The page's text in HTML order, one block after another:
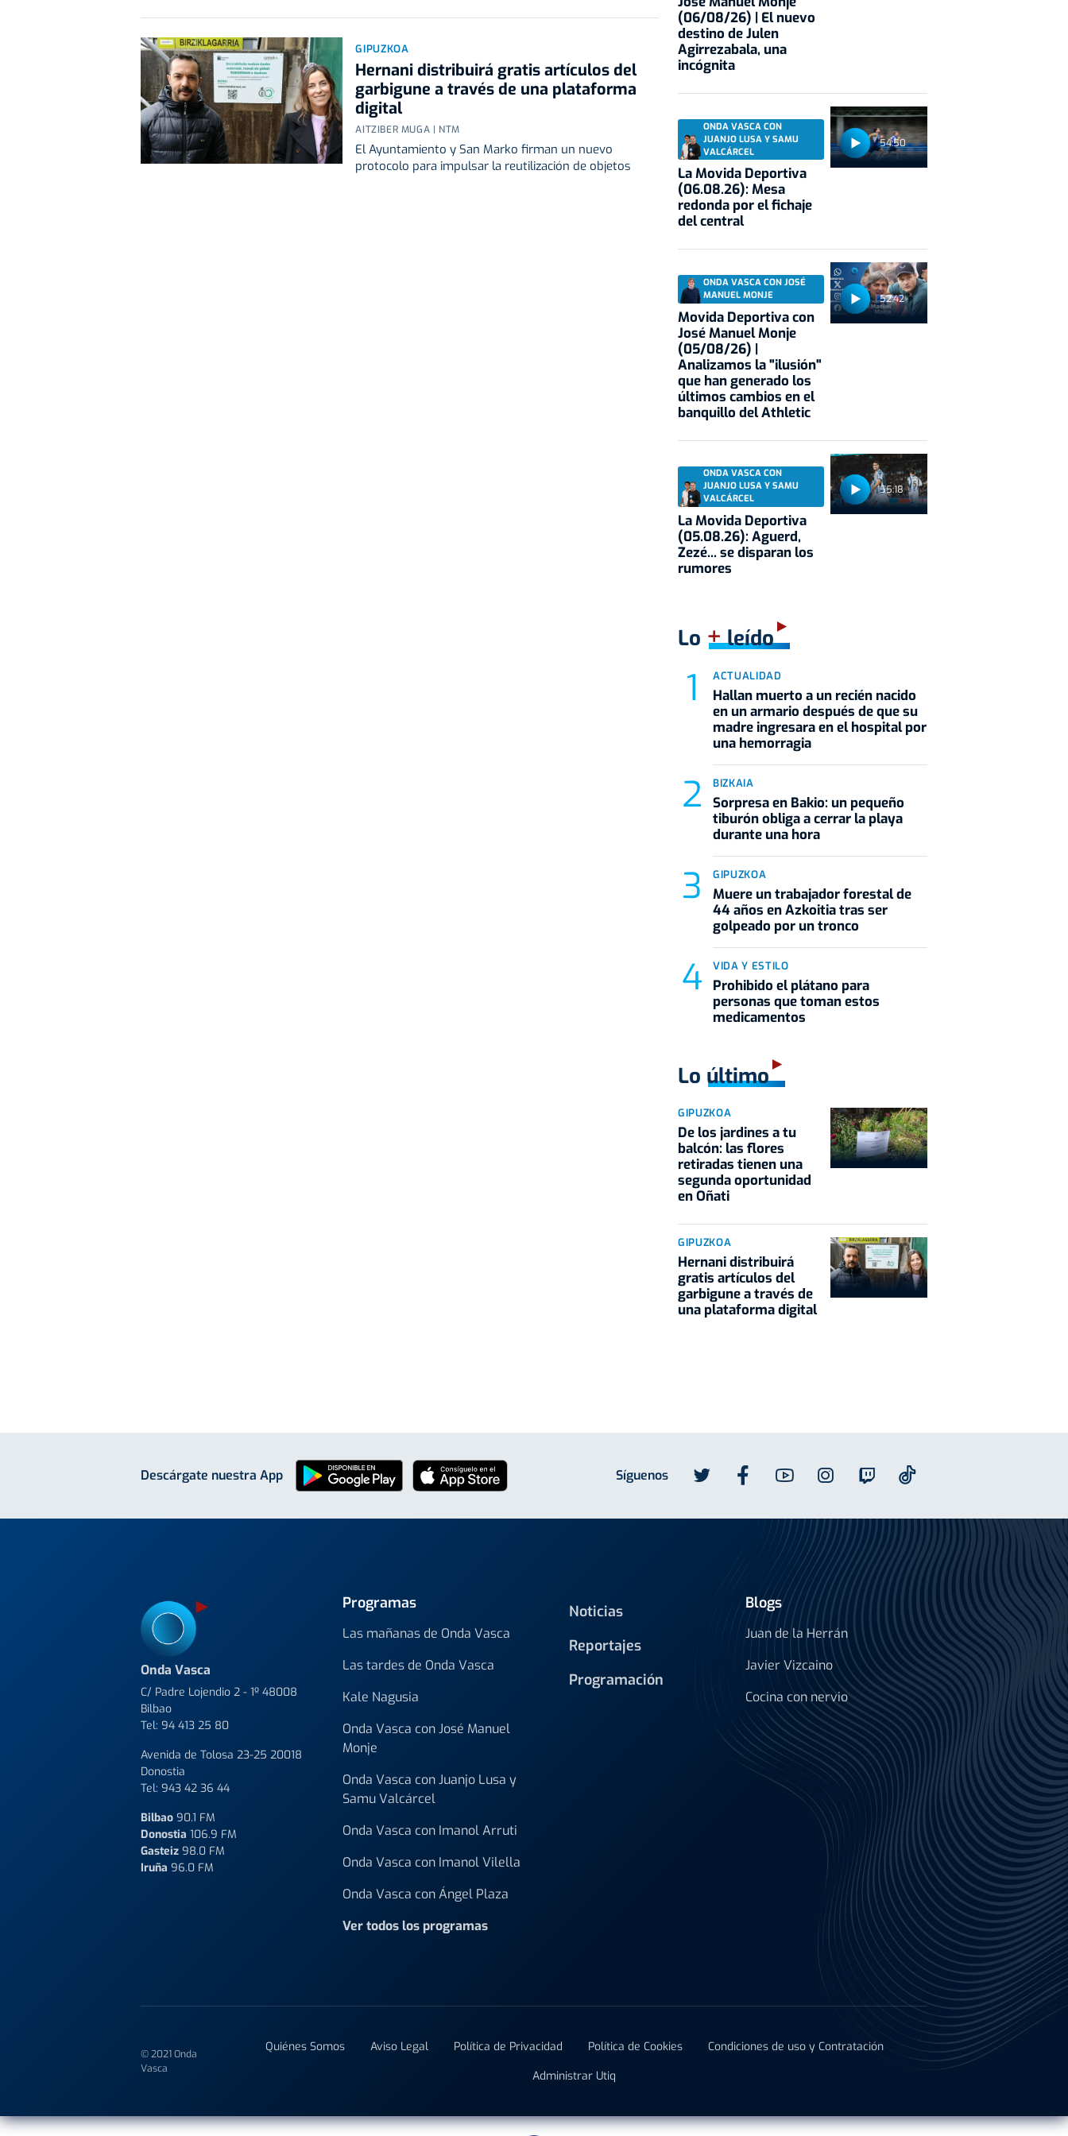
GIPUZKOA
Hernani distribuirá gratis artículos del
garbigune a través de una plataforma
digital
AITZIBER MUGA | NTM
El Ayuntamiento y San Marko firman un nuevo
protocolo para impulsar la reutilización de objetos
(06/08/26) | El nuevo
destino de Julen
Agirrezabala, una
incógnita
54:50
ONDA VASCA CON
JUANJO LUSA Y SAMU
VALCÁRCEL
La Movida Deportiva
(06.08.26): Mesa
redonda por el fichaje
del central
52:42
ONDA VASCA CON JOSÉ
MANUEL MONJE
Movida Deportiva con
José Manuel Monje
(05/08/26) |
Analizamos la "ilusión"
que han generado los
últimos cambios en el
banquillo del Athletic
55:18
ONDA VASCA CON
JUANJO LUSA Y SAMU
VALCÁRCEL
La Movida Deportiva
(05.08.26): Aguerd,
Zezé... se disparan los
rumores
Lo +leído
ACTUALIDAD
Hallan muerto a un recién nacido
en un armario después de que su
madre ingresara en el hospital por
una hemorragia
BIZKAIA
Sorpresa en Bakio: un pequeño
tiburón obliga a cerrar la playa
durante una hora
GIPUZKOA
Muere un trabajador forestal de
44 años en Azkoitia tras ser
golpeado por un tronco
VIDA Y ESTILO
Prohibido el plátano para
personas que toman estos
medicamentos
Lo último
GIPUZKOA
De los jardines a tu
balcón: las flores
retiradas tienen una
segunda oportunidad
en Oñati
GIPUZKOA
Hernani distribuirá
gratis artículos del
garbigune a través de
una plataforma digital
Síguenos
Descárgate nuestra App
Programas
Las mañanas de Onda Vasca
Las tardes de Onda Vasca
Kale Nagusia
Onda Vasca con José Manuel
Monje
Onda Vasca con Juanjo Lusa y
Samu Valcárcel
Onda Vasca con Imanol Arruti
Onda Vasca con Imanol Vilella
Onda Vasca con Ángel Plaza
Ver todos los programas
Noticias
Reportajes
Programación
Blogs
Juan de la Herrán
Javier Vizcaino
Cocina con nervio
Onda Vasca
C/ Padre Lojendio 2 - 1º 48008
Bilbao
Tel: 94 413 25 80
Avenida de Tolosa 23-25 20018
Donostia
Tel: 943 42 36 44
Bilbao 90.1 FM
Donostia 106.9 FM
Gasteiz 98.0 FM
Iruña 96.0 FM
Quiénes Somos Aviso Legal Política de Privacidad Política de Cookies
Condiciones de uso y Contratación
Administrar Utiq
© 2021 Onda
Vasca